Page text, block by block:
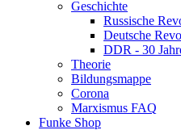
Geschichte
Russische
Deutsche
DDR - 30
Theorie
Bildungsmappe
Corona
Marxismus FAQ
Funke Shop